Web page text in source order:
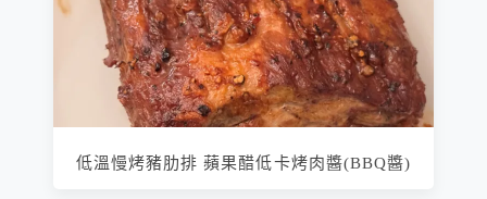
低溫慢烤豬肋排 蘋果醋低卡烤肉醬(BBQ醬)